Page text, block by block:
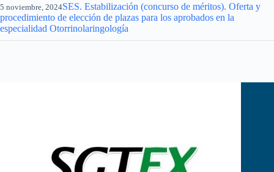
5 noviembre, 2024SES. Estabilización (concurso de méritos). Oferta y
procedimiento de elección de plazas para los aprobados en la
especialidad Otorrinolaringología